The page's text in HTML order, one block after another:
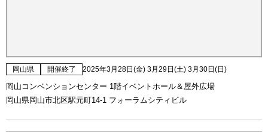
岡山県 開催終了 2025年3月28日(金) 3月29日(土) 3月30日(日)
岡山コンベンションセンター 1階イベントホール＆屋外広場
岡山県岡山市北区駅元町14-1 フォーラムシティビル